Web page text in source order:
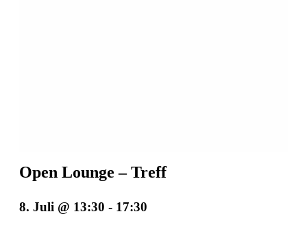
Open Lounge – Treff
8. Juli @ 13:30 - 17:30